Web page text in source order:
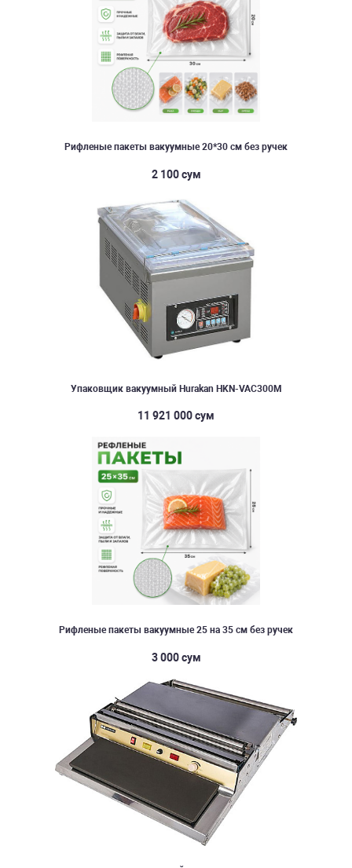
Рифленые пакеты вакуумные 20*30 см без ручек
2 100 сум
Упаковщик вакуумный Hurakan HKN-VAC300M
11 921 000 сум
Рифленые пакеты вакуумные 25 на 35 см без ручек
3 000 сум